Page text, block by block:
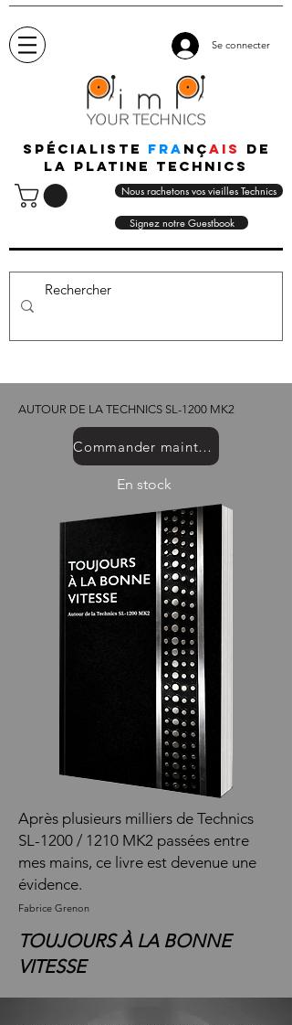
Se connecter
Spécialiste fra nçais
de
la platine technics
Nous rachetons vos vieilles Technics
Signez notre Guestbook
AUTOUR DE LA TECHNICS SL-1200 MK2
Commander maintenant
En stock
Après plusieurs milliers de Technics
SL-1200 / 1210 MK2 passées entre
mes mains, ce livre est devenue une
évidence.
Fabrice Grenon
TOUJOURS À LA BONNE
VITESSE